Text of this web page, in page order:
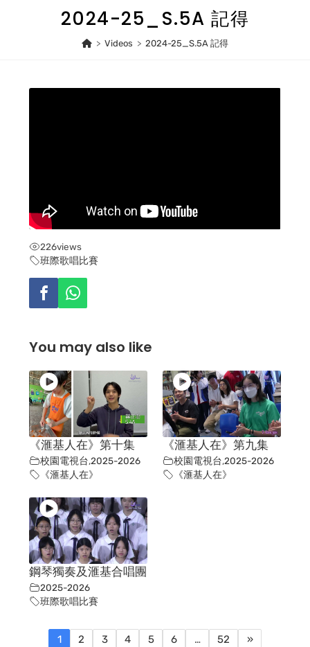
2024-25_S.5A 記得
> Videos > 2024-25_S.5A 記得
226views
班際歌唱比賽
You may also like
《滙基人在》第十集
校園電視台,2025-2026
《滙基人在》
《滙基人在》第九集
校園電視台,2025-2026
《滙基人在》
鋼琴獨奏及滙基合唱團
2025-2026
班際歌唱比賽
1 2 3 4 5 6 … 52 »